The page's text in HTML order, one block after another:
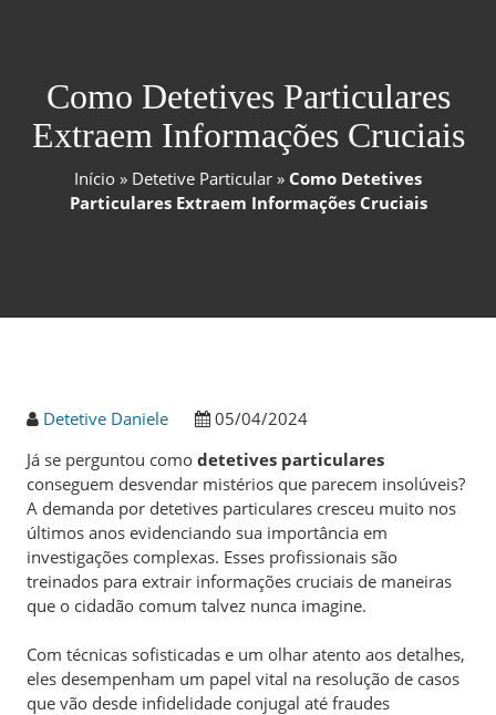
Como Detetives Particulares
Extraem Informações Cruciais
Início » Detetive Particular » Como Detetives
Particulares Extraem Informações Cruciais
Detetive Daniele
05/04/2024
Já se perguntou como detetives particulares
conseguem desvendar mistérios que parecem insolúveis?
A demanda por detetives particulares cresceu muito nos
últimos anos evidenciando sua importância em
investigações complexas. Esses profissionais são
treinados para extrair informações cruciais de maneiras
que o cidadão comum talvez nunca imagine.
Com técnicas sofisticadas e um olhar atento aos detalhes,
eles desempenham um papel vital na resolução de casos
que vão desde infidelidade conjugal até fraudes